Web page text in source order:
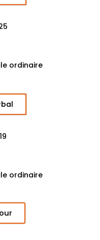
ordinaire
ordinaire